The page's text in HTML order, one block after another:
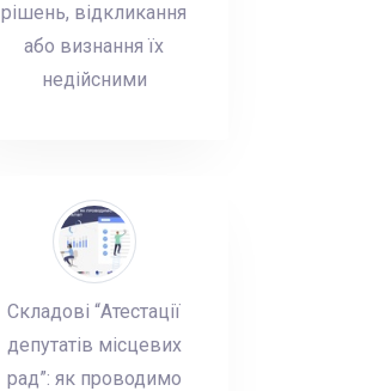
рішень, відкликання
або визнання їх
недійсними
Складові “Атестації
депутатів місцевих
рад”: як проводимо